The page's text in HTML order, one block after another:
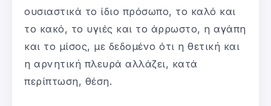
ουσιαστικά το ίδιο πρόσωπο, το καλό και
το κακό, το υγιές και το άρρωστο, η αγάπη
και το μίσος, με δεδομένο ότι η θετική και
η αρνητική πλευρά αλλάζει, κατά
περίπτωση, θέση.